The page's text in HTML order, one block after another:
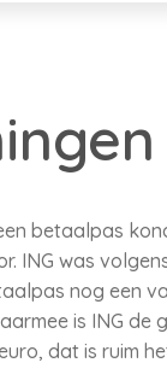
betaalpas
ING was
nog een
is ING
dat is ruim